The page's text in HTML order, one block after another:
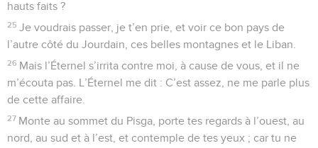
hauts faits ?
25 Je voudrais passer, je t’en prie, et voir ce bon pays de
l’autre côté du Jourdain, ces belles montagnes et le Liban.
26 Mais l’Éternel s’irrita contre moi, à cause de vous, et il ne
m’écouta pas. L’Éternel me dit : C’est assez, ne me parle plus
de cette affaire.
27 Monte au sommet du Pisga, porte tes regards à l’ouest, au
nord, au sud et à l’est, et contemple de tes yeux ; car tu ne